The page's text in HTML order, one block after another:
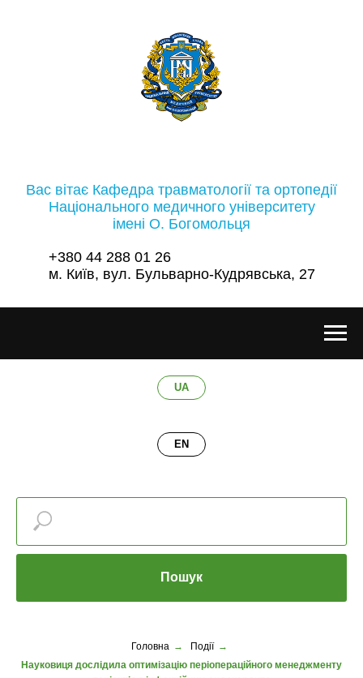
Вас вітає Кафедра травматології та ортопедії
Національного медичного університету
імені О. Богомольця
+380 44 288 01 26
м. Київ, вул. Бульварно-Кудрявська, 27
UA
EN
Пошук
Головна → Події →
Науковиця дослідила оптимізацію періопераційного менеджменту